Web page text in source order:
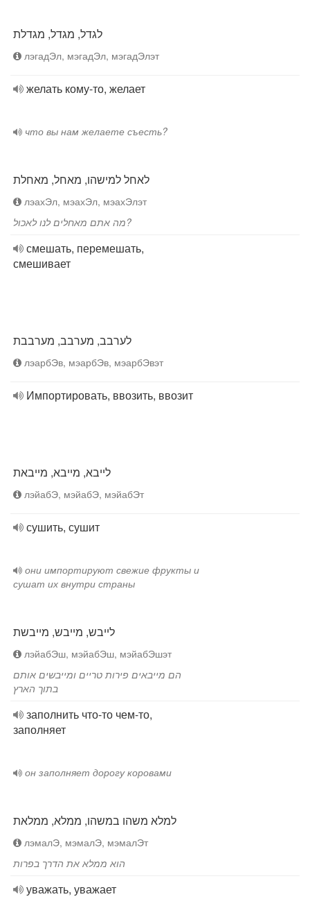
לגדל, מגדל, מגדלת
лэгадЭл, мэгадЭл, мэгадЭлэт
желать кому-то, желает
что вы нам желаете съесть?
לאחל למישהו, מאחל, מאחלת
лэахЭл, мэахЭл, мэахЭлэт
מה אתם מאחלים לנו לאכול?
смешать, перемешать,
смешивает
לערבב, מערבב, מערבבת
лэарбЭв, мэарбЭв, мэарбЭвэт
Импортировать, ввозить, ввозит
לייבא, מייבא, מייבאת
лэйабЭ, мэйабЭ, мэйабЭт
сушить, сушит
они импортируют свежие фрукты и
сушат их внутри страны
לייבש, מייבש, מייבשת
лэйабЭш, мэйабЭш, мэйабЭшэт
הם מייבאים פירות טריים ומייבשים אותם
בתוך הארץ
заполнить что-то чем-то,
заполняет
он заполняет дорогу коровами
למלא משהו במשהו, ממלא, ממלאת
лэмалЭ, мэмалЭ, мэмалЭт
הוא ממלא את הדרך בפרות
уважать, уважает